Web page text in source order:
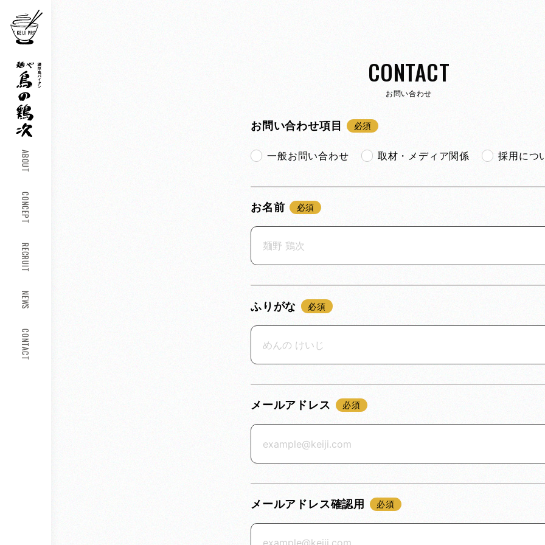
ABOUT
CONCEPT
RECRUIT
NEWS
CONTACT
CONTACT
お問い合わせ
お問い合わせ項目
一般お問い合わせ 取材・メディア関係 採用につ
お名前
ふりがな
メールアドレス
メールアドレス確認用